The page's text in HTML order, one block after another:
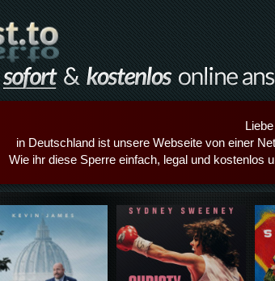
in Deutschland ist unsere Webseite von einer
Wie ihr diese Sperre einfach, legal und kostenlos
Details,Play Details,Play